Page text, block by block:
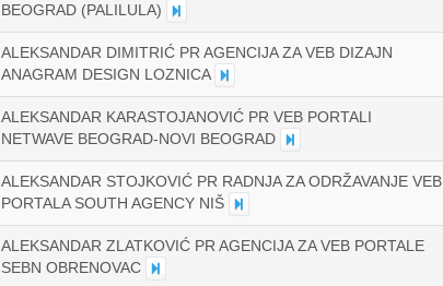
BEOGRAD (PALILULA)
ALEKSANDAR DIMITRIĆ PR AGENCIJA ZA VEB DIZAJN
ANAGRAM DESIGN LOZNICA
ALEKSANDAR KARASTOJANOVIĆ PR VEB PORTALI
NETWAVE BEOGRAD-NOVI BEOGRAD
ALEKSANDAR STOJKOVIĆ PR RADNJA ZA ODRŽAVANJE VEB
PORTALA SOUTH AGENCY NIŠ
ALEKSANDAR ZLATKOVIĆ PR AGENCIJA ZA VEB PORTALE
SEBN OBRENOVAC